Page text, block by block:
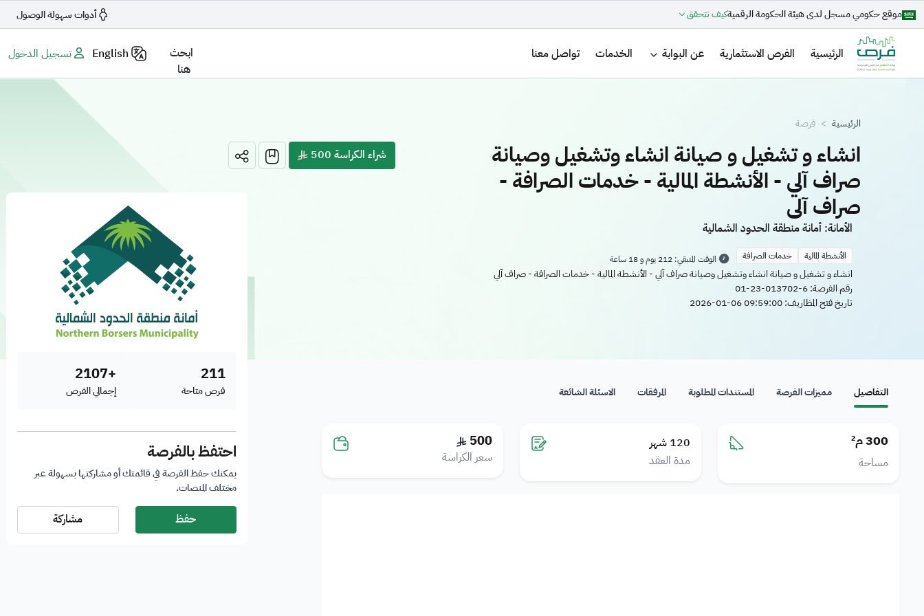
تجاوز إلى المحتوى الرئيسي
موقع حكومي مسجل لدى هيئة الحكومة الرقميةكيف تتحقق أدوات سهولة الوصول
Main navigation
الرئيسية
الفرص الاستثمارية عن البوابة الخدمات تواصل معنا
ابحث
هنا
English تسجيل الدخول
مسار التنقل
الرئيسية فرصة
انشاء و تشغيل و صيانة انشاء وتشغيل وصيانة
صراف آلي - الأنشطة المالية - خدمات الصرافة -
صراف آلي
شراء الكراسة 500
211
فرص متاحة
+2107
إجمالي الفرص
احتفظ بالفرصة
يمكنك حفظ الفرصة في قائمتك أو مشاركتها بسهولة عبر
مختلف المنصات.
حفظ مشاركة
الأمانة: أمانة منطقة الحدود الشمالية
الأنشطة المالية خدمات الصرافة الوقت المتبقي: 212 يوم و 18 ساعة
انشاء و تشغيل و صيانة انشاء وتشغيل وصيانة صراف آلي - الأنشطة المالية - خدمات الصرافة - صراف آلي
رقم الفرصة:01-23-013702-6
تاريخ فتح المظاريف:2026-01-06 09:59:00
التفاصيل مميزات الفرصة المستندات المطلوبة المرفقات الاسئلة الشائعة
300 م²
مساحة
120 شهر
مدة العقد
500
سعر الكراسة